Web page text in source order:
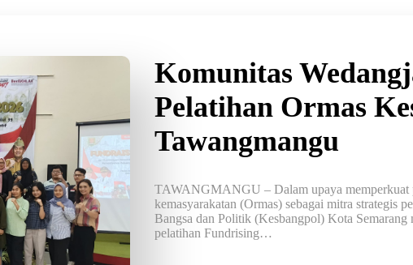
Komunitas
Pelatihan Ormas
Tawangmangu
TAWANGMANGU – Dalam upaya memperkuat
kemasyarakatan (Ormas) sebagai mitra strategis
Bangsa dan Politik (Kesbangpol) Kota Semarang
pelatihan Fundrising…